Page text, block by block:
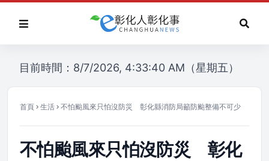
目前時間：8/7/2026, 4:33:40 AM（星期五）
首頁 生活 不怕颱風來只怕沒防災 彰化縣消防局籲防颱整備不可少
不怕颱風來只怕沒防災 彰化